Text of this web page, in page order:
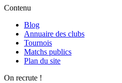
Contenu
Blog
Annuaire des clubs
Tournois
Matchs publics
Plan du site
On recrute !